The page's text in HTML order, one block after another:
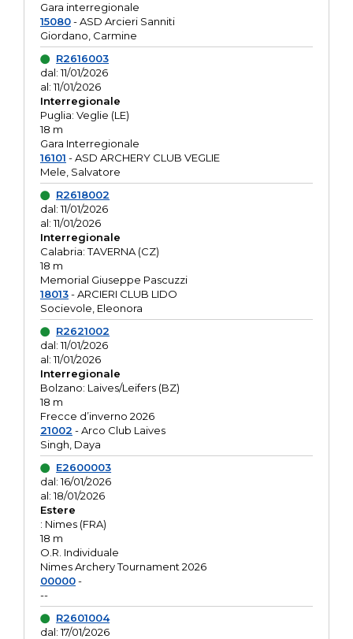
Gara interregionale
15080- ASD Arcieri Sanniti
Giordano, Carmine
R2616003
dal: 11/01/2026
al: 11/01/2026
Interregionale
Puglia: Veglie (LE)
18 m
Gara Interregionale
16101 - ASD ARCHERY CLUB VEGLIE
Mele, Salvatore
R2618002
dal: 11/01/2026
al: 11/01/2026
Interregionale
Calabria: TAVERNA (CZ)
18 m
Memorial Giuseppe Pascuzzi
18013- ARCIERI CLUB LIDO
Socievole, Eleonora
R2621002
dal: 11/01/2026
al: 11/01/2026
Interregionale
Bolzano: Laives/Leifers (BZ)
18 m
Frecce d’inverno 2026
21002 - Arco Club Laives
Singh, Daya
E2600003
dal: 16/01/2026
al: 18/01/2026
Estere
: Nimes (FRA)
18 m
O.R. Individuale
Nimes Archery Tournament 2026
00000-
--
R2601004
dal: 17/01/2026